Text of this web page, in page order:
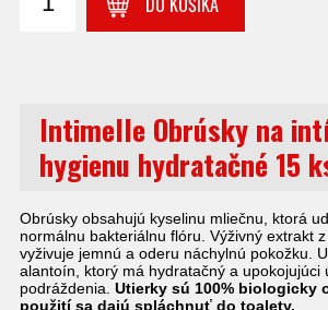
Intimelle Obrúsky na
hygienu hydratačné 15
Obrúsky obsahujú kyselinu mliečnu, ktorá
normálnu bakteriálnu flóru. Výživný extrakt
vyživuje jemnú a oderu náchylnú pokožku.
alantoín, ktorý má hydratačný a upokojujúci
podráždenia. Utierky sú 100% biologicky
použití sa dajú spláchnuť do toalety.